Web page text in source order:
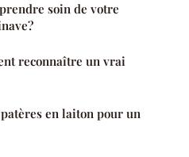
soin de votre
reconnaître un vrai
en laiton pour un